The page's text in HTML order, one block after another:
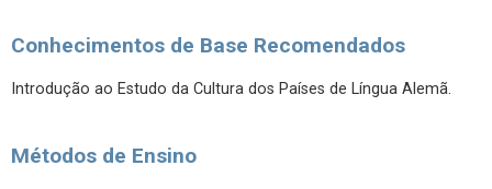
Conhecimentos de Base Recomendados
Introdução ao Estudo da Cultura dos Países de Língua Alemã.
Métodos de Ensino